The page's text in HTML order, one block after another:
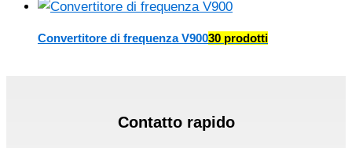
Convertitore di frequenza V90030 prodotti
Contatto rapido